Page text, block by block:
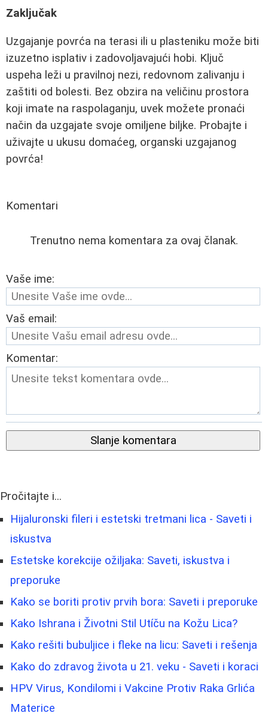
Zaključak
Uzgajanje povrća na terasi ili u plasteniku može biti
izuzetno isplativ i zadovoljavajući hobi. Ključ
uspeha leži u pravilnoj nezi, redovnom zalivanju i
zaštiti od bolesti. Bez obzira na veličinu prostora
koji imate na raspolaganju, uvek možete pronaći
način da uzgajate svoje omiljene biljke. Probajte i
uživajte u ukusu domaćeg, organski uzgajanog
povrća!
Komentari
Trenutno nema komentara za ovaj članak.
Vaše ime:
Vaš email:
Komentar:
Slanje komentara
Pročitajte i...
Hijaluronski fileri i estetski tretmani lica - Saveti i
iskustva
Estetske korekcije ožiljaka: Saveti, iskustva i
preporuke
Kako se boriti protiv prvih bora: Saveti i preporuke
Kako Ishrana i Životni Stil Utíču na Kožu Lica?
Kako rešiti bubuljice i fleke na licu: Saveti i rešenja
Kako do zdravog života u 21. veku - Saveti i koraci
HPV Virus, Kondilomi i Vakcine Protiv Raka Grlića
Materice